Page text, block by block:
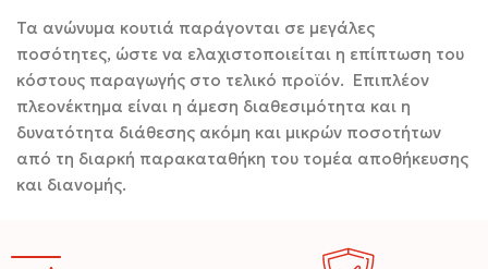
Τα ανώνυμα κουτιά παράγονται σε μεγάλες
ποσότητες, ώστε να ελαχιστοποιείται η επίπτωση του
κόστους παραγωγής στο τελικό προϊόν. Επιπλέον
πλεονέκτημα είναι η άμεση διαθεσιμότητα και η
δυνατότητα διάθεσης ακόμη και μικρών ποσοτήτων
από τη διαρκή παρακαταθήκη του τομέα αποθήκευσης
και διανομής.